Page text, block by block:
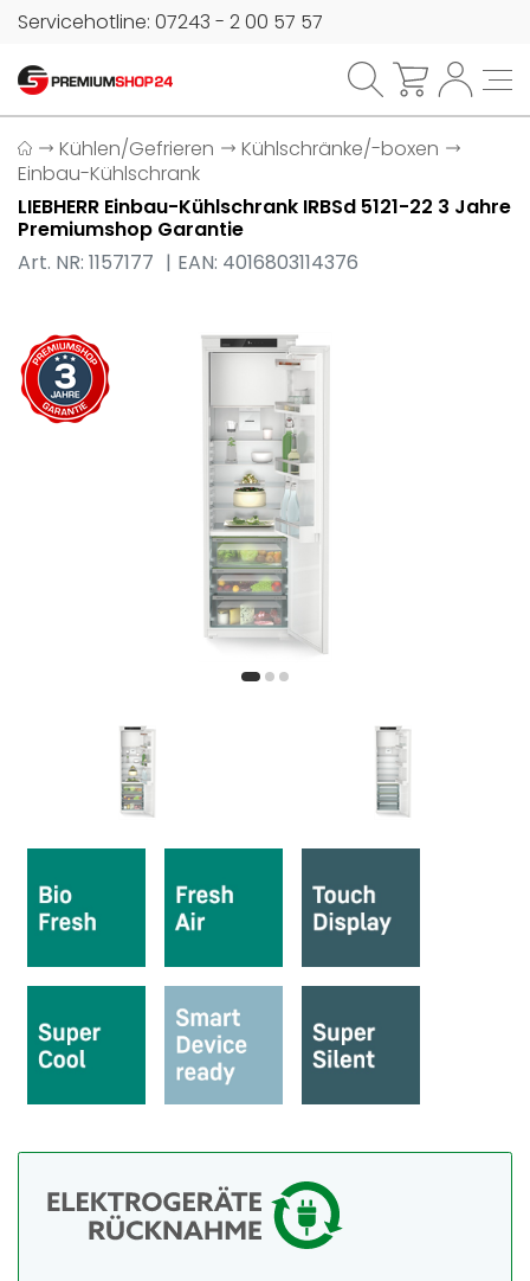
Servicehotline: 07243 - 2 00 57 57
Kühlen/Gefrieren
Kühlschränke/-boxen
Einbau-Kühlschrank
LIEBHERR Einbau-Kühlschrank IRBSd 5121-22 3 Jahre
Premiumshop Garantie
Art. NR: 1157177
EAN: 4016803114376